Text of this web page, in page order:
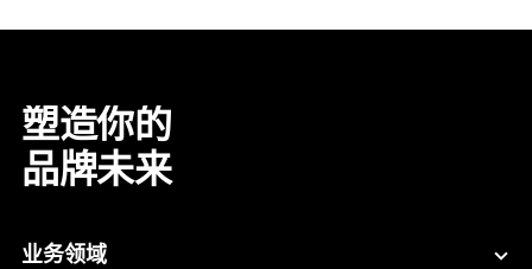
塑造你的
品牌未来
业务领域